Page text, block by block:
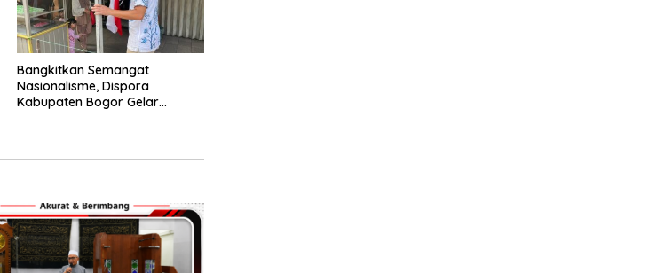
Bangkitkan Semangat
Nasionalisme, Dispora
Kabupaten Bogor Gelar